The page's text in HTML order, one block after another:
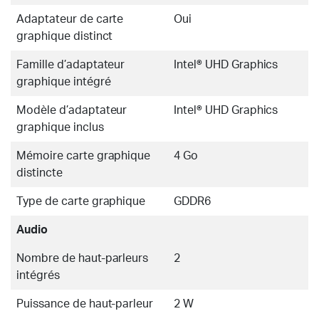
Adaptateur de carte
graphique distinct
Oui
Famille d’adaptateur
graphique intégré
Intel® UHD Graphics
Modèle d’adaptateur
graphique inclus
Intel® UHD Graphics
Mémoire carte graphique
distincte
4 Go
Type de carte graphique GDDR6
Audio
Nombre de haut-parleurs
intégrés
2
Puissance de haut-parleur 2 W